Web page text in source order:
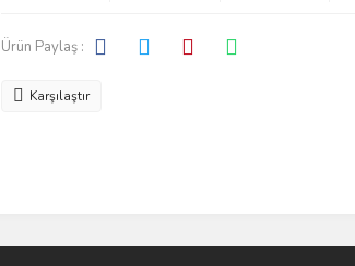
Ürün Paylaş :
Karşılaştır